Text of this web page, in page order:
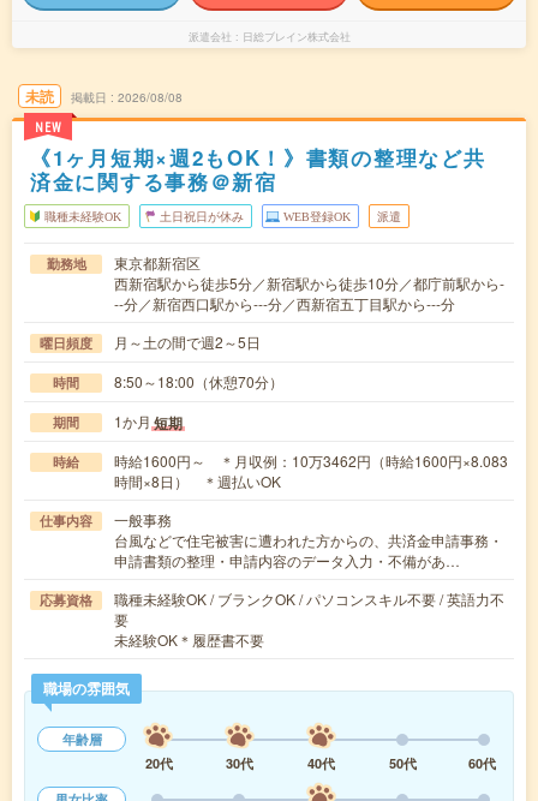
派遣会社 日総ブレイン株式会社
未読
NEW
掲載日 2026/08/08
《1ヶ月短期×週2もOK！》書類の整理など共
済金に関する事務＠新宿
職種未経験OK 土日祝日が休み WEB登録OK 派遣
勤務地
東京都新宿区
西新宿駅から徒歩5分／新宿駅から徒歩10分／都庁前駅から-
--分／新宿西口駅から---分／西新宿五丁目駅から---分
曜日頻度 月～土の間で週2～5日
時間 8:50～18:00（休憩70分）
期間 1か月 短期
時給
時給1600円～ ＊月収例：10万3462円（時給1600円×8.083
時間×8日） ＊週払いOK
仕事内容
一般事務
台風などで住宅被害に遭われた方からの、共済金申請事務・
申請書類の整理・申請内容のデータ入力・不備があ…
応募資格
職種未経験OK / ブランクOK / パソコンスキル不要 / 英語力不
要
未経験OK＊履歴書不要
職場の雰囲気
年齢層
20代
30代 40代 50代
60代